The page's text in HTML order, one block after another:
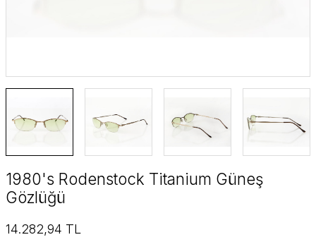
1980's Rodenstock Titanium Güneş
Gözlüğü
14.282,94 TL
Timeless Edition